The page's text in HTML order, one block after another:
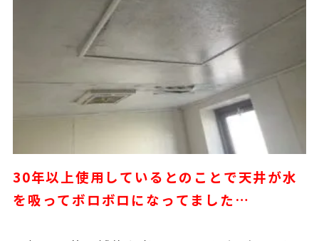
30年以上使用しているとのことで天井が水
を吸ってボロボロになってました…